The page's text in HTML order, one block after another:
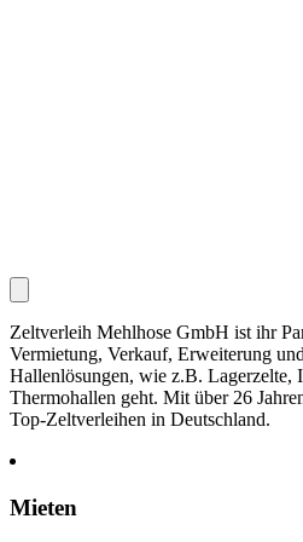
Zeltverleih Mehlhose GmbH ist ihr
Vermietung, Verkauf, Erweiterung
Hallenlösungen, wie z.B. Lagerzelte,
Thermohallen geht. Mit über 26
Top-Zeltverleihen in Deutschland.
Mieten